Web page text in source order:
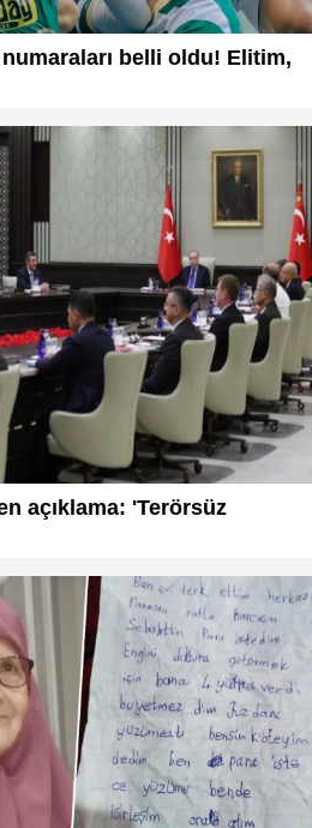
belli oldu! Elitim,
açıklama: 'Terörsüz